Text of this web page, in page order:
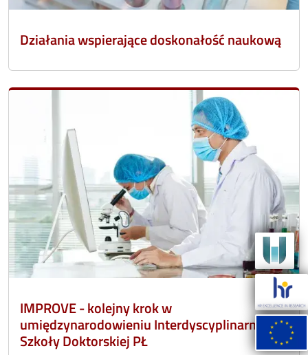
Działania wspierające doskonałość naukową
IMPROVE - kolejny krok w
umiędzynarodowieniu Interdyscyplinarnej
Szkoły Doktorskiej PŁ